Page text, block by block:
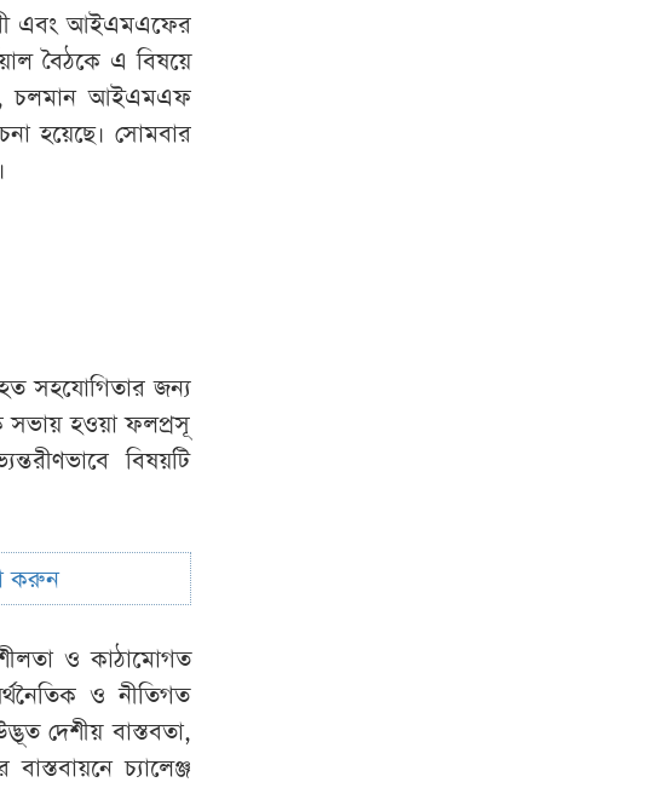
এবং আইএমএফের
বৈঠকে এ বিষয়ে
চলমান আইএমএফ
হয়েছে। সোমবার
সহযোগিতার জন্য
সভায় হওয়া ফলপ্রসূ
বিষয়টি
করুন
ও কাঠামোগত
ও নীতিগত
দেশীয় বাস্তবতা,
চ্যালেঞ্জ